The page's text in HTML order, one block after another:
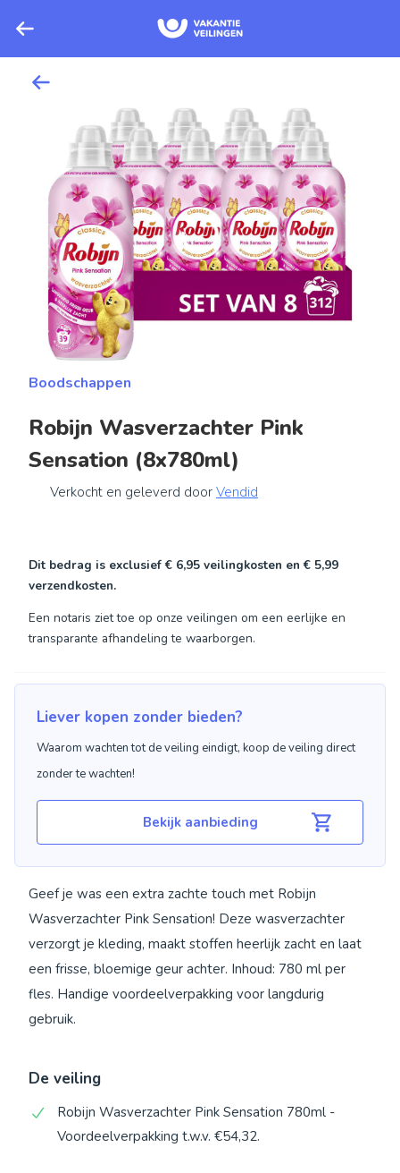
Boodschappen
Robijn Wasverzachter Pink
Sensation (8x780ml)
Verkocht en geleverd door Vendid
Dit bedrag is exclusief€ 6,95 veilingkosten en€ 5,99
verzendkosten.
Een notaris ziet toe op onze veilingen om een eerlijke en
transparante afhandeling te waarborgen.
Liever kopen zonder bieden?
Waarom wachten tot de veiling eindigt, koop de veiling direct
zonder te wachten!
Bekijk aanbieding
Geef je was een extra zachte touch met Robijn
Wasverzachter Pink Sensation! Deze wasverzachter
verzorgt je kleding, maakt stoffen heerlijk zacht en laat
een frisse, bloemige geur achter. Inhoud: 780 ml per
fles. Handige voordeelverpakking voor langdurig
gebruik.
De veiling
Robijn Wasverzachter Pink Sensation 780ml -
Voordeelverpakking t.w.v. €54,32.